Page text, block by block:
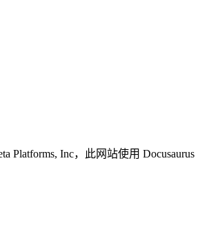
Platforms, Inc，此网站使用 Docusaurus